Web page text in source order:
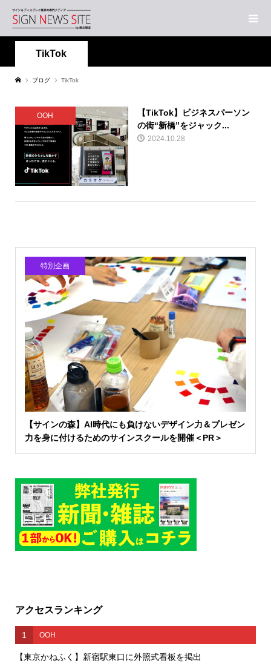
TikTok
ブログ TikTok
OOH
【TikTok】ビジネスパーソン
の街“新橋”をジャック...
2024.10.28
特別企画
【サインの森】AI時代にも負けないデザイン力＆プレゼン
力を身に付けるためのサインスクールを開催＜PR＞
アクセスランキング
1 OOH
【東京かねふく】新宿駅東口に外照式看板を掲出